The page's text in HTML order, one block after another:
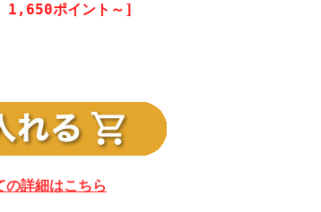
1,650ポイント～]
の詳細はこちら